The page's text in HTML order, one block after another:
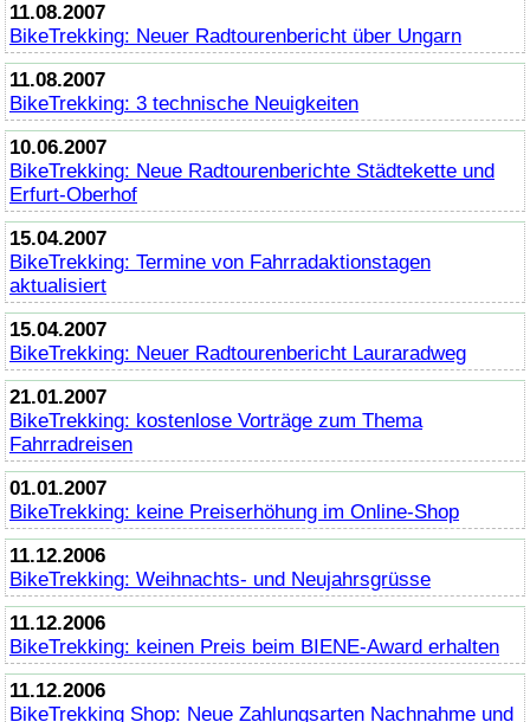
11.08.2007
BikeTrekking: Neuer Radtourenbericht über Ungarn
11.08.2007
BikeTrekking: 3 technische Neuigkeiten
10.06.2007
BikeTrekking: Neue Radtourenberichte Städtekette und
Erfurt-Oberhof
15.04.2007
BikeTrekking: Termine von Fahrradaktionstagen
aktualisiert
15.04.2007
BikeTrekking: Neuer Radtourenbericht Lauraradweg
21.01.2007
BikeTrekking: kostenlose Vorträge zum Thema
Fahrradreisen
01.01.2007
BikeTrekking: keine Preiserhöhung im Online-Shop
11.12.2006
BikeTrekking: Weihnachts- und Neujahrsgrüsse
11.12.2006
BikeTrekking: keinen Preis beim BIENE-Award erhalten
11.12.2006
BikeTrekking Shop: Neue Zahlungsarten Nachnahme und